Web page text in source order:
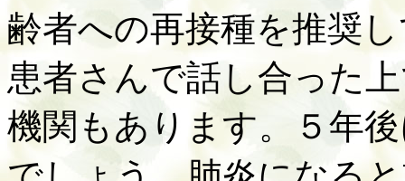
齢者への再接種を推奨
患者さんで話し合った
機関もあります。５年